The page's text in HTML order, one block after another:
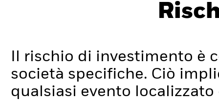
Il rischio di investimento è
società specifiche. Ciò
qualsiasi evento